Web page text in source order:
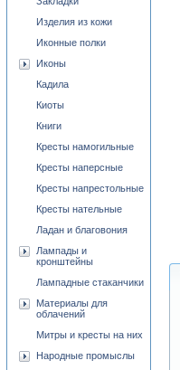
Изделия из кожи
Иконные полки
Иконы
Кадила
Киоты
Книги
Кресты намогильные
Кресты наперсные
Кресты напрестольные
Кресты нательные
Ладан и благовония
Лампады и
кронштейны
Лампадные стаканчики
Материалы для
облачений
Митры и кресты на них
Народные промыслы